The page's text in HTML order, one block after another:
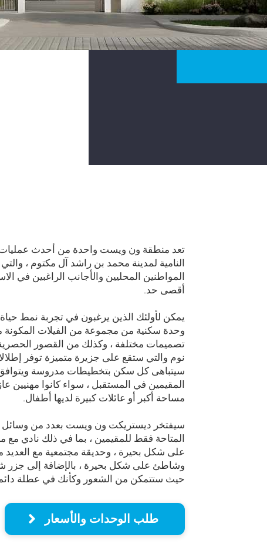
تعد منطقة ون ويست واحدة من أحدث عمليات
النامية لمدينة محمد بن راشد آل مكتوم ،
المواطنين المحليين والأجانب الراغبين في
أقصى حد.
يمكن لأولئك الذين يرغبون في تجربة نمط حياة
نوم والتي ستقع على جزيرة متميزة توفر
سيتباهى كل سكن بتخطيطات مدروسة
المقيمين في المستقبل ، سواء كانوا مهنيين
مساحة أكبر أو عائلات كبيرة لديها أطفال.
سيفتخر ديستريكت ون ويست بعدد من وسائل
المتاحة فقط للمقيمين ، بما في ذلك نادي
على شكل بحيرة ، وحديقة مجتمعية مع العديد
وشاطئ على شكل بحيرة ، بالإضافة إلى جزر
حيث ستتمكن من الشعور وكأنك في عطلة
طلب الوحدات والأسعار